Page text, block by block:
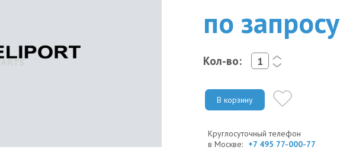
по запросу
Кол-во:
<
>
В корзину
Круглосуточный телефон
в Москве: +7 495 77-000-77